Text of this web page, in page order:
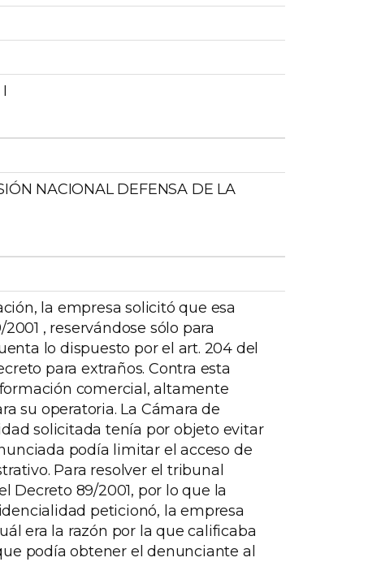
NACIONAL DEFENSA DE LA
la empresa solicitó que esa
, reservándose sólo para
lo dispuesto por el art. 204 del
para extraños. Contra esta
comercial, altamente
su operatoria. La Cámara de
solicitada tenía por objeto evitar
podía limitar el acceso de
Para resolver el tribunal
Decreto 89/2001, por lo que la
peticionó, la empresa
era la razón por la que calificaba
podía obtener el denunciante al